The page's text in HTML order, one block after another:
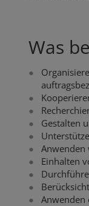
Was
Gestalten
Anwenden
Einhalten
Anwenden